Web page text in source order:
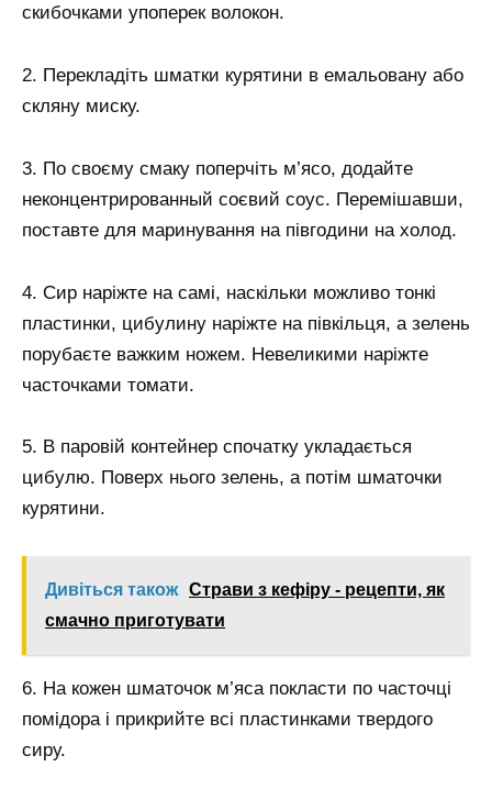
скибочками упоперек волокон.
2. Перекладіть шматки курятини в емальовану або
скляну миску.
3. По своєму смаку поперчіть м’ясо, додайте
неконцентрированный соєвий соус. Перемішавши,
поставте для маринування на півгодини на холод.
4. Сир наріжте на самі, наскільки можливо тонкі
пластинки, цибулину наріжте на півкільця, а зелень
порубаєте важким ножем. Невеликими наріжте
часточками томати.
5. В паровій контейнер спочатку укладається
цибулю. Поверх нього зелень, а потім шматочки
курятини.
Дивіться також Страви з кефіру - рецепти, як
смачно приготувати
6. На кожен шматочок м’яса покласти по часточці
помідора і прикрийте всі пластинками твердого
сиру.